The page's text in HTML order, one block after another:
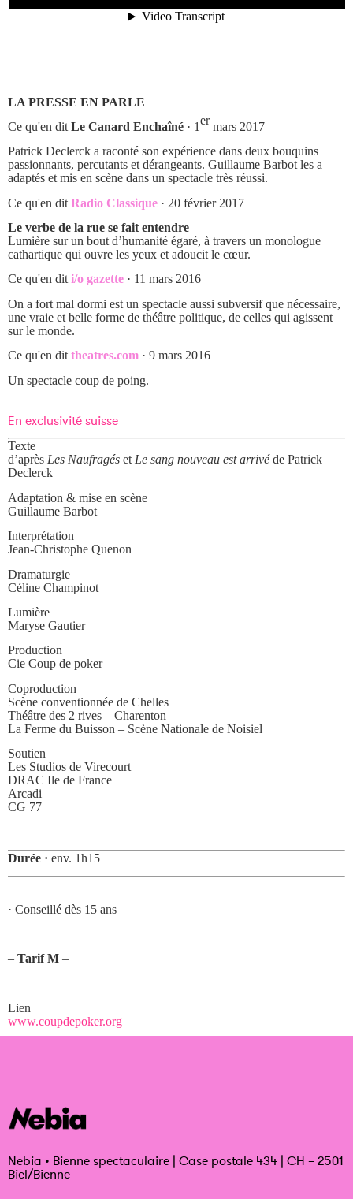
LA PRESSE EN PARLE
Ce qu'en dit Le Canard Enchaîné · 1er mars 2017
Patrick Declerck a raconté son expérience dans deux bouquins
passionnants, percutants et dérangeants. Guillaume Barbot les a
adaptés et mis en scène dans un spectacle très réussi.
Ce qu'en dit Radio Classique · 20 février 2017
Le verbe de la rue se fait entendre
Lumière sur un bout d’humanité égaré, à travers un monologue
cathartique qui ouvre les yeux et adoucit le cœur.
Ce qu'en diti/o gazette · 11 mars 2016
On a fort mal dormi est un spectacle aussi subversif que nécessaire,
une vraie et belle forme de théâtre politique, de celles qui agissent
sur le monde.
Ce qu'en dit theatres.com · 9 mars 2016
Un spectacle coup de poing.
En exclusivité suisse
Texte
d’après Les Naufragés etLe sang nouveau est arrivéde Patrick
Declerck
Adaptation & mise en scène
Guillaume Barbot
Interprétation
Jean-Christophe Quenon
Dramaturgie
Céline Champinot
Lumière
Maryse Gautier
Production
Cie Coup de poker
Coproduction
Scène conventionnée de Chelles
Théâtre des 2 rives – Charenton
La Ferme du Buisson – Scène Nationale de Noisiel
Soutien
Les Studios de Virecourt
DRAC Ile de France
Arcadi
CG 77
Durée · env. 1h15
· Conseillé dès 15 ans
– Tarif M –
Lien
www.coupdepoker.org
Nebia • Bienne spectaculaire | Case postale 434 | CH – 2501
Biel/Bienne